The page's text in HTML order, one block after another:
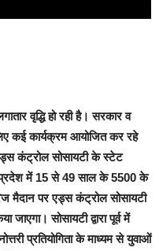
वृद्धि हो रही है। सरकार व
कई कार्यक्रम आयोजित कर रहे
कंट्रोल सोसायटी के स्टेट
प्रदेश में 15 से 49 साल के 5500 के
मैदान पर एड्स कंट्रोल सोसायटी
सोसायटी द्वारा पूर्व में
प्रतियोगिता के माध्यम से युवाओं